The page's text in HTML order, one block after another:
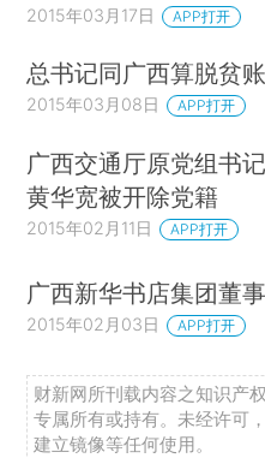
2015年03月17日 APP打开
总书记同广西算脱贫
2015年03月08日 APP打开
广西交通厅原党组书
黄华宽被开除党籍
2015年02月11日 APP打开
广西新华书店集团董
2015年02月03日 APP打开
财新网所刊载内容之知识产
专属所有或持有。未经许可
建立镜像等任何使用。